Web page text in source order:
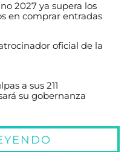
2027 ya supera los
en comprar entradas
oficial de la
a sus 211
su gobernanza